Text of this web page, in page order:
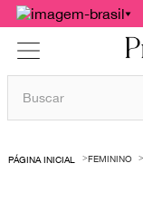
Buscar
FEMININO
1º
bolsas